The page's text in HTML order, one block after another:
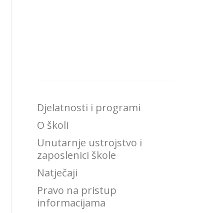
Djelatnosti i programi
O školi
Unutarnje ustrojstvo i
zaposlenici škole
Natječaji
Pravo na pristup
informacijama